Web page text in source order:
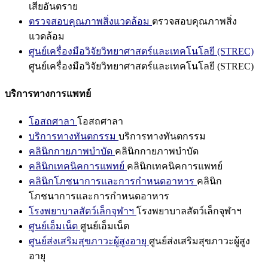
เสียอันตราย
ตรวจสอบคุณภาพสิ่งแวดล้อม ตรวจสอบคุณภาพสิ่ง
แวดล้อม
ศูนย์เครื่องมือวิจัยวิทยาศาสตร์และเทคโนโลยี (STREC)
ศูนย์เครื่องมือวิจัยวิทยาศาสตร์และเทคโนโลยี (STREC)
บริการทางการแพทย์
โอสถศาลา โอสถศาลา
บริการทางทันตกรรม บริการทางทันตกรรม
คลินิกกายภาพบำบัด คลินิกกายภาพบำบัด
คลินิกเทคนิคการแพทย์ คลินิกเทคนิคการแพทย์
คลินิกโภชนาการและการกำหนดอาหาร คลินิก
โภชนาการและการกำหนดอาหาร
โรงพยาบาลสัตว์เล็กจุฬาฯ โรงพยาบาลสัตว์เล็กจุฬาฯ
ศูนย์เอ็มเน็ต ศูนย์เอ็มเน็ต
ศูนย์ส่งเสริมสุขภาวะผู้สูงอายุ ศูนย์ส่งเสริมสุขภาวะผู้สูง
อายุ